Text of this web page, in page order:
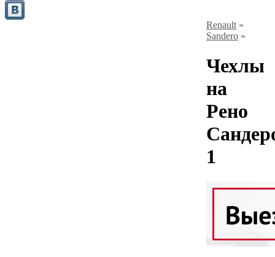
Renault »
Sandero »
Чехлы
на
Рено
1